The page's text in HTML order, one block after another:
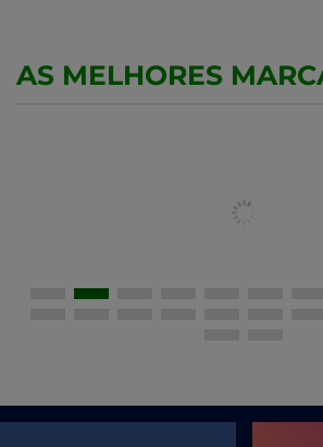
AS MELHORES